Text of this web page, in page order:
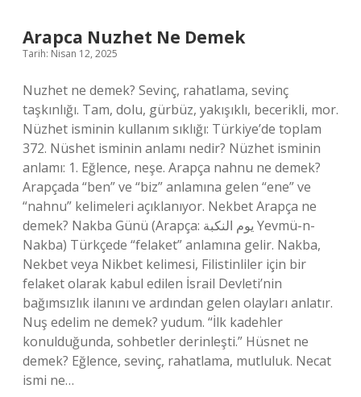
Arapca Nuzhet Ne Demek
Tarih: Nisan 12, 2025
Nuzhet ne demek? Sevinç, rahatlama, sevinç
taşkınlığı. Tam, dolu, gürbüz, yakışıklı, becerikli, mor.
Nüzhet isminin kullanım sıklığı: Türkiye’de toplam
372. Nüshet isminin anlamı nedir? Nüzhet isminin
anlamı: 1. Eğlence, neşe. Arapça nahnu ne demek?
Arapçada “ben” ve “biz” anlamına gelen “ene” ve
“nahnu” kelimeleri açıklanıyor. Nekbet Arapça ne
demek? Nakba Günü (Arapça: يوم النكبة Yevmü-n-
Nakba) Türkçede “felaket” anlamına gelir. Nakba,
Nekbet veya Nikbet kelimesi, Filistinliler için bir
felaket olarak kabul edilen İsrail Devleti’nin
bağımsızlık ilanını ve ardından gelen olayları anlatır.
Nuş edelim ne demek? yudum. “İlk kadehler
konulduğunda, sohbetler derinleşti.” Hüsnet ne
demek? Eğlence, sevinç, rahatlama, mutluluk. Necat
ismi ne…